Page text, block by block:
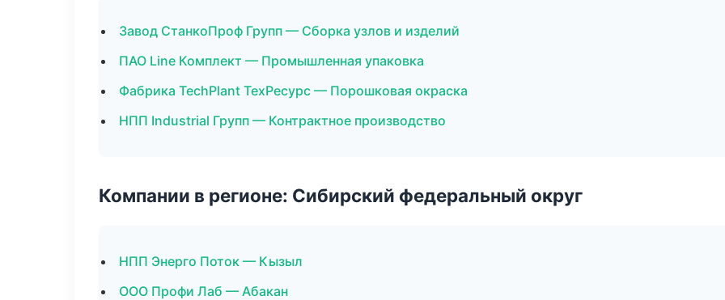
Завод СтанкоПроф Групп — Сборка узлов и изделий
ПАО Line Комплект — Промышленная упаковка
Фабрика TechPlant ТехРесурс — Порошковая окраска
НПП Industrial Групп — Контрактное производство
Компании в регионе: Сибирский федеральный округ
НПП Энерго Поток — Кызыл
ООО Профи Лаб — Абакан